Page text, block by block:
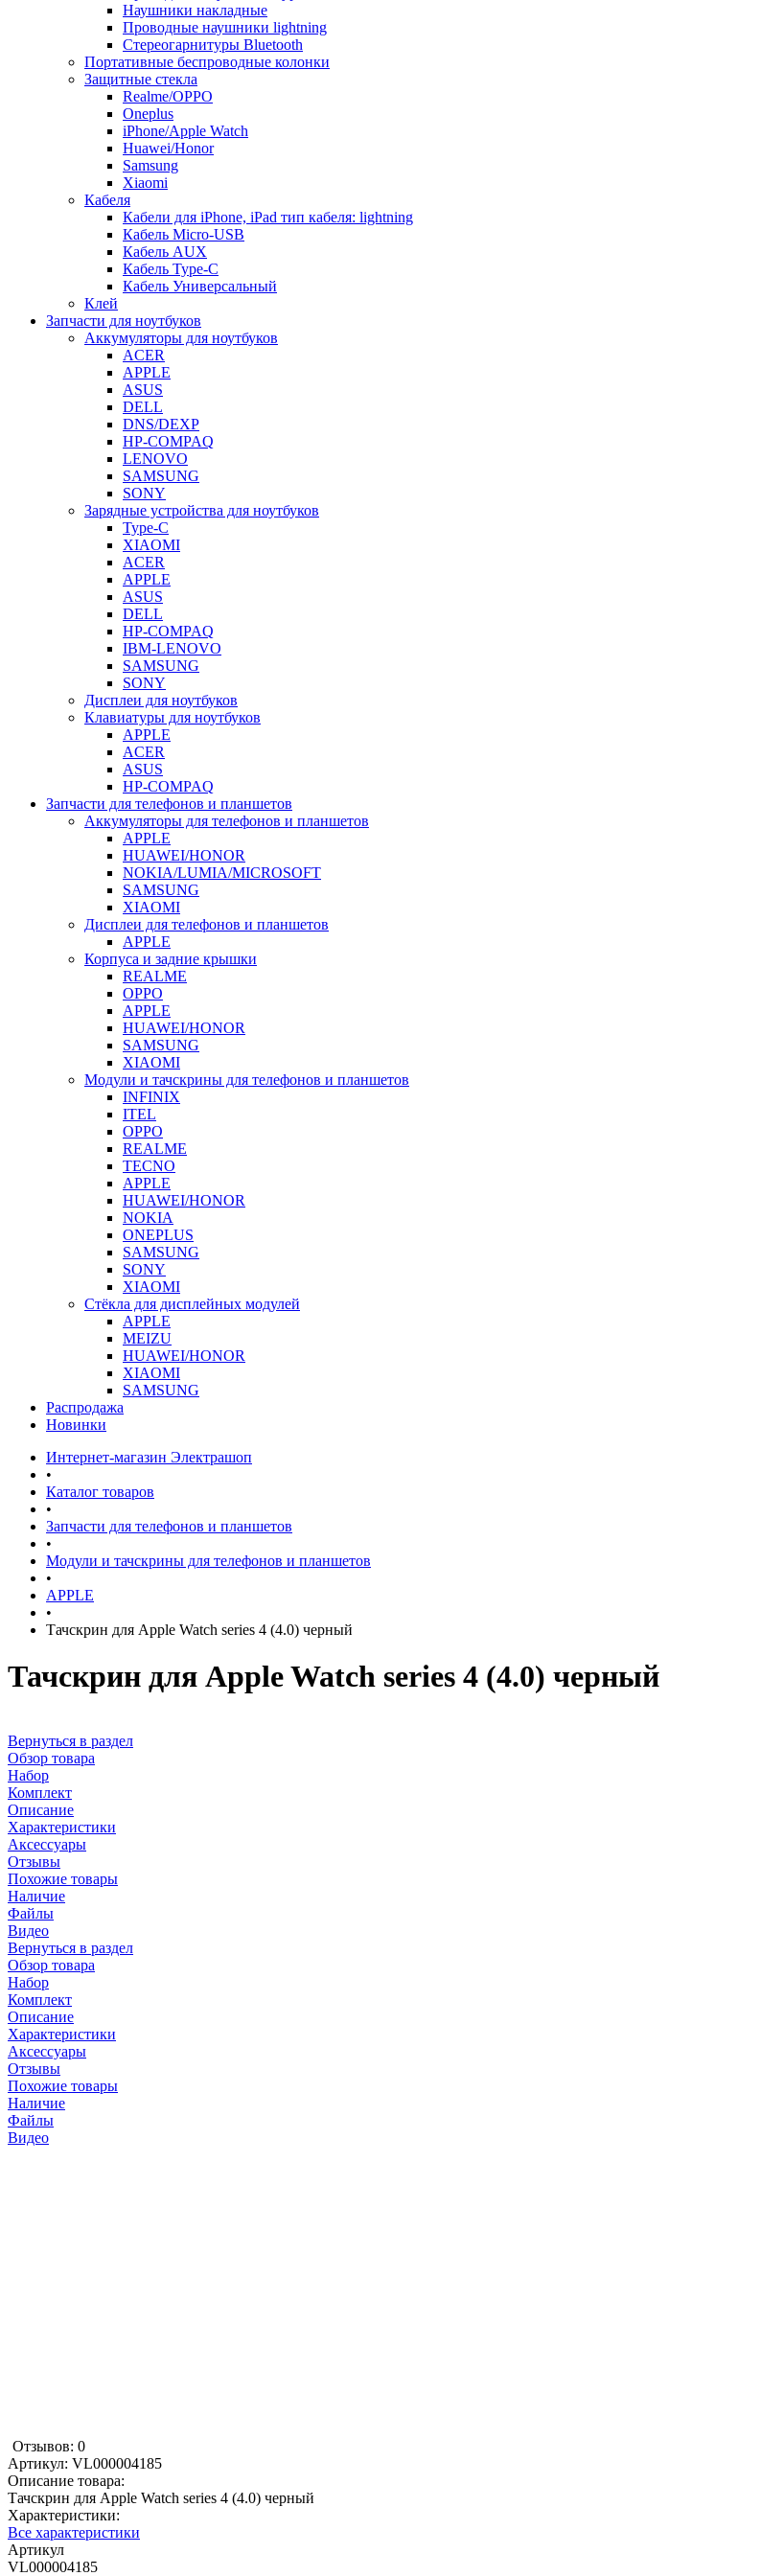
Наушники накладные
Проводные наушники lightning
Стереогарнитуры Bluetooth
Портативные беспроводные колонки
Защитные стекла
Realme/OPPO
Oneplus
iPhone/Apple Watch
Huawei/Honor
Samsung
Xiaomi
Кабеля
Кабели для iPhone, iPad тип кабеля: lightning
Кабель Micro-USB
Кабель AUX
Кабель Type-C
Кабель Универсальный
Клей
Запчасти для ноутбуков
Аккумуляторы для ноутбуков
ACER
APPLE
ASUS
DELL
DNS/DEXP
HP-COMPAQ
LENOVO
SAMSUNG
SONY
Зарядные устройства для ноутбуков
Type-C
XIAOMI
ACER
APPLE
ASUS
DELL
HP-COMPAQ
IBM-LENOVO
SAMSUNG
SONY
Дисплеи для ноутбуков
Клавиатуры для ноутбуков
APPLE
ACER
ASUS
HP-COMPAQ
Запчасти для телефонов и планшетов
Аккумуляторы для телефонов и планшетов
APPLE
HUAWEI/HONOR
NOKIA/LUMIA/MICROSOFT
SAMSUNG
XIAOMI
Дисплеи для телефонов и планшетов
APPLE
Корпуса и задние крышки
REALME
OPPO
APPLE
HUAWEI/HONOR
SAMSUNG
XIAOMI
Модули и тачскрины для телефонов и планшетов
INFINIX
ITEL
OPPO
REALME
TECNO
APPLE
HUAWEI/HONOR
NOKIA
ONEPLUS
SAMSUNG
SONY
XIAOMI
Стёкла для дисплейных модулей
APPLE
MEIZU
HUAWEI/HONOR
XIAOMI
SAMSUNG
Распродажа
Новинки
Интернет-магазин Электрашоп
•
Каталог товаров
•
Запчасти для телефонов и планшетов
•
Модули и тачскрины для телефонов и планшетов
•
APPLE
•
Тачскрин для Apple Watch series 4 (4.0) черный
Тачскрин для Apple Watch series 4 (4.0) черный
Вернуться в раздел
Обзор товара
Набор
Комплект
Описание
Характеристики
Аксессуары
Отзывы
Похожие товары
Наличие
Файлы
Видео
Вернуться в раздел
Обзор товара
Набор
Комплект
Описание
Характеристики
Аксессуары
Отзывы
Похожие товары
Наличие
Файлы
Видео
Отзывов: 0
Артикул: VL000004185
Описание товара:
Тачскрин для Apple Watch series 4 (4.0) черный
Характеристики:
Все характеристики
Артикул
VL000004185